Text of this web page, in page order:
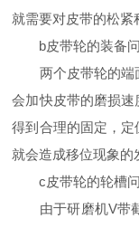
就需要对皮带的松紧
b皮带轮的装备
两个皮带轮的端面
会加快皮带的磨损
得到合理的固定，
就会造成移位现象的
c皮带轮的轮槽
由于研磨机V带截